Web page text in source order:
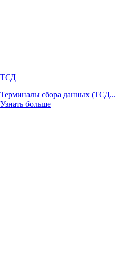
ТСД
Терминалы сбора данных (ТСД...
Узнать больше